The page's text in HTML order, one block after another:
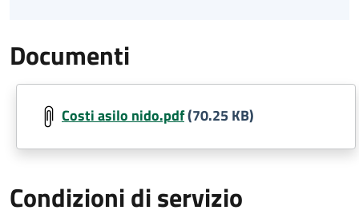
Documenti
Costi asilo nido.pdf(70.25 KB)
Condizioni di servizio